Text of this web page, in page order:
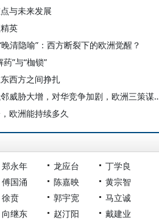
与未来发展
英
清隐喻”：西方断裂下的欧洲觉醒？
”与“枷锁”
西方之间挣扎
冯仲平：美援难以维系，俄邻
欧洲能持续多久
郑永年 龙应台
丁学良
傅国涌 陈嘉映
黄宗智
徐贲 郭宇宽
马立诚
向继东 赵汀阳
戴建业